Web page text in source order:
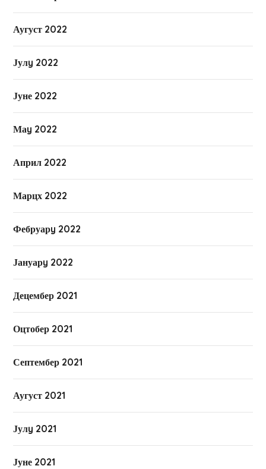
Аугуст 2022
Јулy 2022
Јуне 2022
Маy 2022
Април 2022
Марцх 2022
Фебруарy 2022
Јануарy 2022
Децембер 2021
Оцтобер 2021
Септембер 2021
Аугуст 2021
Јулy 2021
Јуне 2021